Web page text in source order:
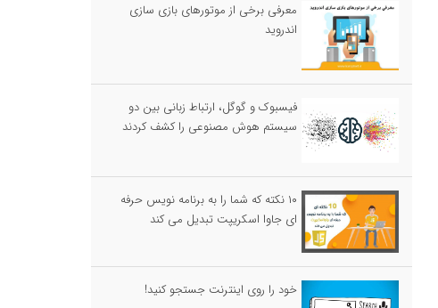
معرفی برخی از موتورهای بازی سازی
اندروید
فیسبوک و گوگل، ارتباط زبانی بین دو
سیستم هوش مصنوعی را کشف کردند
۱۰ نکته که شما را به برنامه نویس حرفه
ای جاوا اسکریپت تبدیل می کند
خود را روی اینترنت جستجو کنید!